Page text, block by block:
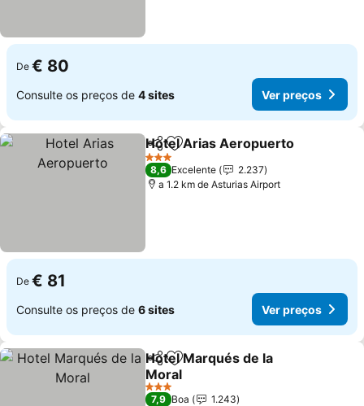
De € 80
Consulte os preços de 4 sites Ver preços
PartilharAdicionar aos favoritos
Hotel Arias Aeropuerto
3 Estrelas
8,6 Excelente
2.237
a 1.2 km de Asturias Airport
De € 81
Consulte os preços de 6 sites Ver preços
PartilharAdicionar aos favoritos
Hotel Marqués de la
Moral
Ver preços
3 Estrelas
7,9 Boa
1.243